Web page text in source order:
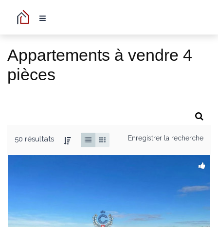
Appartements à vendre 4
pièces
50 résultats Enregistrer la recherche